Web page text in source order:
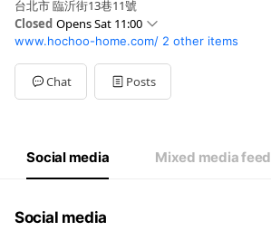
台北市 臨沂街13巷11號
Closed Opens Sat 11:00
Sun11:00 - 20:00
Mon10:00 - 20:00
Tue10:00 - 20:00
Wed10:00 - 20:00
11:00 - 20:00
國定假日11:00 - 20:00
www.hochoo-home.com/ 2 other items
Chat Posts
Social media Mixed media feed
Social media